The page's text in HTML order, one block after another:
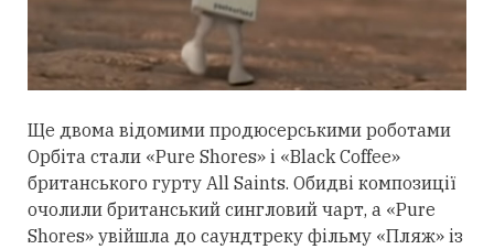
Ще двома відомими продюсерськими роботами
Орбіта стали «Pure Shores» і «Black Coffee»
британського гурту All Saints. Обидві композиції
очолили британський сингловий чарт, а «Pure
Shores» увійшла до саундтреку фільму «Пляж» із